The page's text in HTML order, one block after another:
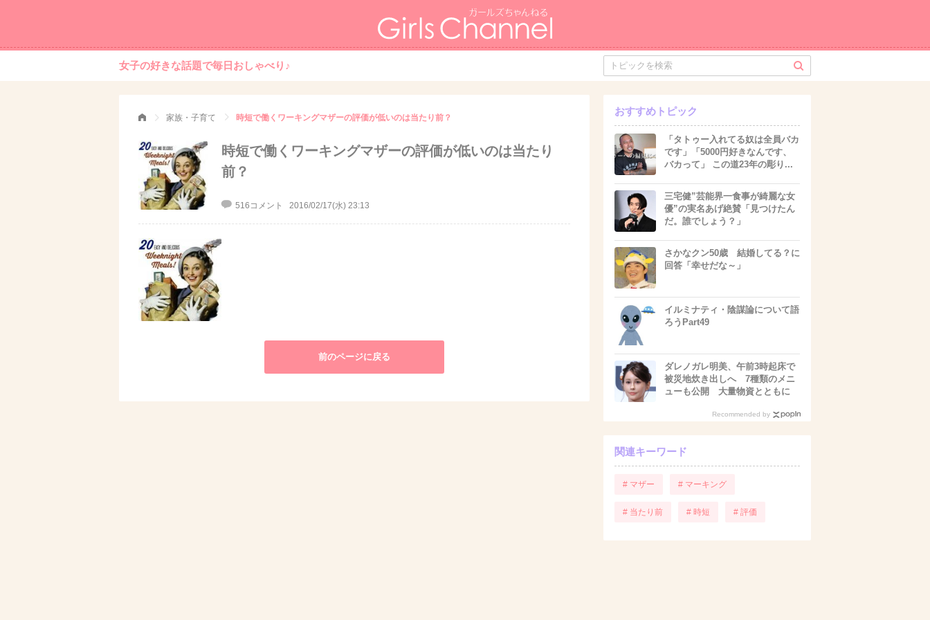
女子の好きな話題で毎日おしゃべり♪
家族・子育て 時短で働くワーキングマザーの評価が低いのは当たり前？
時短で働くワーキングマザーの評価が低いのは当たり
前？
516コメント 2016/02/17(水) 23:13
前のページに戻る
おすすめトピック
「タトゥー入れてる奴は全員バカ
です」「5000円好きなんです、
バカって」 この道23年の彫り...
三宅健”芸能界一食事が綺麗な女
優”の実名あげ絶賛「見つけたん
だ。誰でしょう？」
さかなクン50歳 結婚してる？に
回答「幸せだな～」
イルミナティ・陰謀論について語
ろうPart49
ダレノガレ明美、午前3時起床で
被災地炊き出しへ 7種類のメニ
ューも公開 大量物資とともに
Recommended by
関連キーワード
# マザー # マーキング
# 当たり前 # 時短 # 評価